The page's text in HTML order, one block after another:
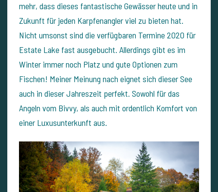
mehr, dass dieses fantastische Gewässer heute und in
Zukunft für jeden Karpfenangler viel zu bieten hat.
Nicht umsonst sind die verfügbaren Termine 2020 für
Estate Lake fast ausgebucht. Allerdings gibt es im
Winter immer noch Platz und gute Optionen zum
Fischen! Meiner Meinung nach eignet sich dieser See
auch in dieser Jahreszeit perfekt. Sowohl für das
Angeln vom Bivvy, als auch mit ordentlich Komfort von
einer Luxusunterkunft aus.